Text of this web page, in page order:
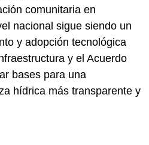
comunitaria en
nacional sigue siendo un
y adopción tecnológica
y el Acuerdo
bases para una
hídrica más transparente y